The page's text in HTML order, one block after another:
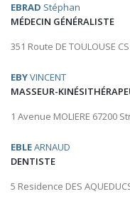
EBRAD Stéphan
MÉDECIN GÉNÉRALISTE
351 Route DE TOULOUSE
EBYVINCENT
MASSEUR-
1 Avenue MOLIERE 67200
EBLEARNAUD
DENTISTE
5 Residence DES